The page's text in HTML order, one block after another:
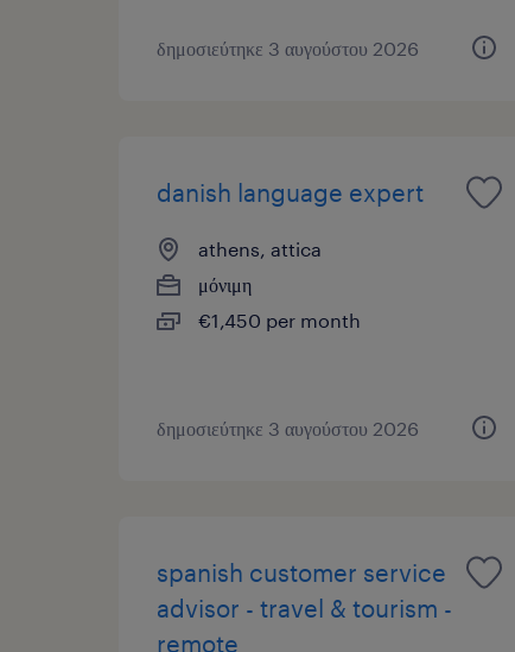
δημοσιεύτηκε 3 αυγούστου 2026
danish language expert
athens, attica
μόνιμη
€1,450 per month
δημοσιεύτηκε 3 αυγούστου 2026
spanish customer service
advisor - travel & tourism -
remote